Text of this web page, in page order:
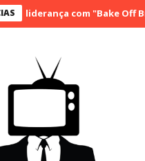
com "Bake Off Brasil" e